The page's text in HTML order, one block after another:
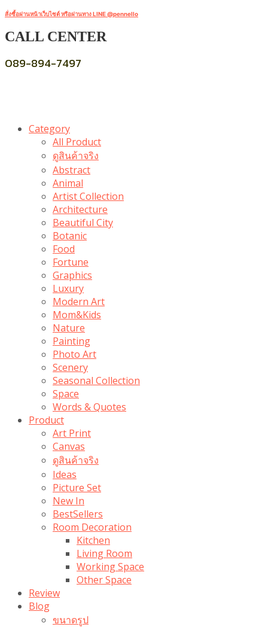
สั่งซื้อผ่านหน้าเว็บไซต์ หรือผ่านทาง LINE @pennello
CALL CENTER
089-894-7497
Category
All Product
ดูสินค้าจริง
Abstract
Animal
Artist Collection
Architecture
Beautiful City
Botanic
Food
Fortune
Graphics
Luxury
Modern Art
Mom&Kids
Nature
Painting
Photo Art
Scenery
Seasonal Collection
Space
Words & Quotes
Product
Art Print
Canvas
ดูสินค้าจริง
Ideas
Picture Set
New In
BestSellers
Room Decoration
Kitchen
Living Room
Working Space
Other Space
Review
Blog
ขนาดรูป